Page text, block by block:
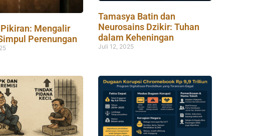
Mengalir
Perenungan
Tamasya Batin dan
Neurosains Dzikir: Tuhan
dalam Keheningan
Juli 12, 2025